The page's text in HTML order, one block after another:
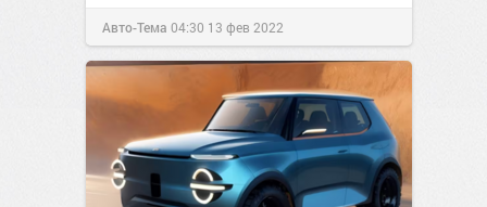
Авто-Тема 04:30 13 фев 2022